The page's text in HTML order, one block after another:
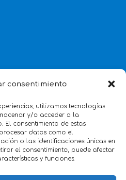
consentimiento
utilizamos tecnologías
y/o acceder a la
El consentimiento de estas
datos como el
o las identificaciones únicas en
el consentimiento, puede afectar
y funciones.
valorado 2025
Trustindex